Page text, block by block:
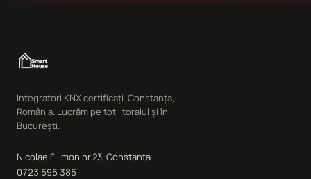
Integratori KNX certificați. Constanța,
România. Lucrăm pe tot litoralul și în
București.
Nicolae Filimon nr.23, Constanța
0723 595 385